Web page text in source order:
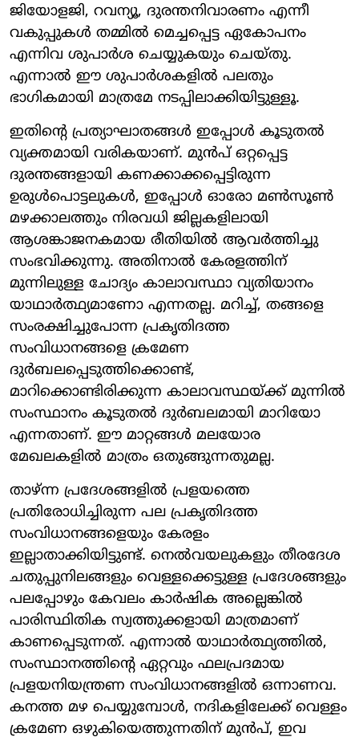
ജിയോളജി, റവന്യൂ, ദുരന്തനിവാരണം എന്നീ
വകുപ്പുകൾ തമ്മിൽ മെച്ചപ്പെട്ട ഏകോപനം
എന്നിവ ശുപാർശ ചെയ്യുകയും ചെയ്തു.
എന്നാൽ ഈ ശുപാർശകളിൽ പലതും
ഭാഗികമായി മാത്രമേ നടപ്പിലാക്കിയിട്ടുള്ളൂ.
ഇതിന്റെ പ്രത്യാഘാതങ്ങൾ ഇപ്പോൾ കൂടുതൽ
വ്യക്തമായി വരികയാണ്. മുൻപ് ഒറ്റപ്പെട്ട
ദുരന്തങ്ങളായി കണക്കാക്കപ്പെട്ടിരുന്ന
ഉരുൾപൊട്ടലുകൾ, ഇപ്പോൾ ഓരോ മൺസൂൺ
മഴക്കാലത്തും നിരവധി ജില്ലകളിലായി
ആശങ്കാജനകമായ രീതിയിൽ ആവർത്തിച്ചു
സംഭവിക്കുന്നു. അതിനാൽ കേരളത്തിന്
മുന്നിലുള്ള ചോദ്യം കാലാവസ്ഥാ വ്യതിയാനം
യാഥാർത്ഥ്യമാണോ എന്നതല്ല. മറിച്ച്, തങ്ങളെ
സംരക്ഷിച്ചുപോന്ന പ്രകൃതിദത്ത
സംവിധാനങ്ങളെ ക്രമേണ
ദുർബലപ്പെടുത്തിക്കൊണ്ട്,
മാറിക്കൊണ്ടിരിക്കുന്ന കാലാവസ്ഥയ്ക്ക് മുന്നിൽ
സംസ്ഥാനം കൂടുതൽ ദുർബലമായി മാറിയോ
എന്നതാണ്. ഈ മാറ്റങ്ങൾ മലയോര
മേഖലകളിൽ മാത്രം ഒതുങ്ങുന്നതുമല്ല.
താഴ്ന്ന പ്രദേശങ്ങളിൽ പ്രളയത്തെ
പ്രതിരോധിച്ചിരുന്ന പല പ്രകൃതിദത്ത
സംവിധാനങ്ങളെയും കേരളം
ഇല്ലാതാക്കിയിട്ടുണ്ട്. നെൽവയലുകളും തീരദേശ
ചതുപ്പുനിലങ്ങളും വെള്ളക്കെട്ടുള്ള പ്രദേശങ്ങളും
പലപ്പോഴും കേവലം കാർഷിക അല്ലെങ്കിൽ
പാരിസ്ഥിതിക സ്വത്തുക്കളായി മാത്രമാണ്
കാണപ്പെടുന്നത്. എന്നാൽ യാഥാർത്ഥ്യത്തിൽ,
സംസ്ഥാനത്തിന്റെ ഏറ്റവും ഫലപ്രദമായ
പ്രളയനിയന്ത്രണ സംവിധാനങ്ങളിൽ ഒന്നാണവ.
കനത്ത മഴ പെയ്യുമ്പോൾ, നദികളിലേക്ക് വെള്ളം
ക്രമേണ ഒഴുകിയെത്തുന്നതിന് മുൻപ്, ഇവ